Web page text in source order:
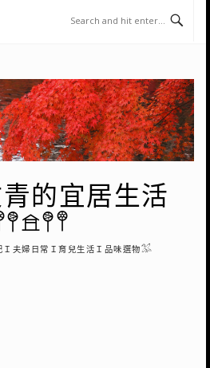
的宜居生活
夫婦日常Ｉ育兒生活Ｉ品味選物𓅮